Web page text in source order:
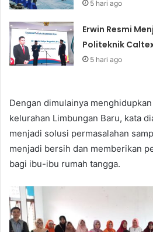
5 hari ago
Erwin Resmi
Politeknik
5 hari ago
Dengan dimulainya
kelurahan Limbungan Baru, kata
menjadi solusi permasalahan
menjadi bersih dan memberikan
bagi ibu-ibu rumah tangga.